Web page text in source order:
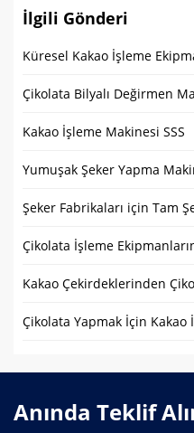
İlgili Gönderi
Küresel Kakao İşleme
Kakao İşleme Makinesi SSS
Çikolata İşleme
Anında Teklif